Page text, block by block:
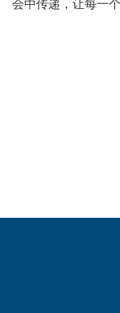
会中传递，让每一